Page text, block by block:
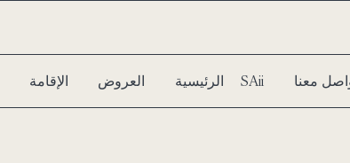
الرئيسية العروض الإقامة سبا SAii معنا